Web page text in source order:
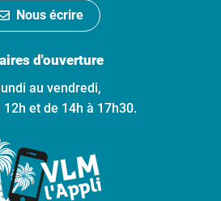
Nous écrire
d'ouverture
au vendredi,
12h et de 14h à 17h30.